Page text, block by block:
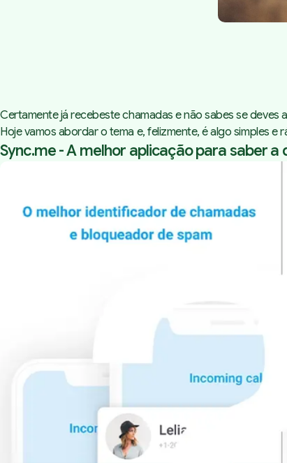
Certamente já recebeste chamadas e não sabes se deves
Hoje vamos abordar o tema e, felizmente, é algo simples
Sync.me - A melhor aplicação para saber